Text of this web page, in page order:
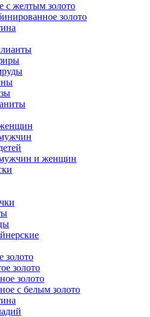
с желтым золото
золото
и женщин
золото
золото
золото
с белым золото